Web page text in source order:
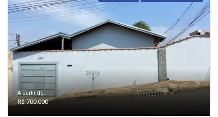
A partir de:
R$ 700.000